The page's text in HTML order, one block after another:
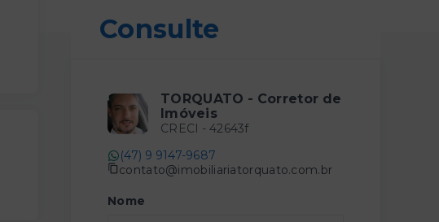
Consulte
TORQUATO - Corretor de
Imóveis
CRECI - 42643f
(47) 9 9147-9687
contato@imobiliariatorquato.com.br
Nome